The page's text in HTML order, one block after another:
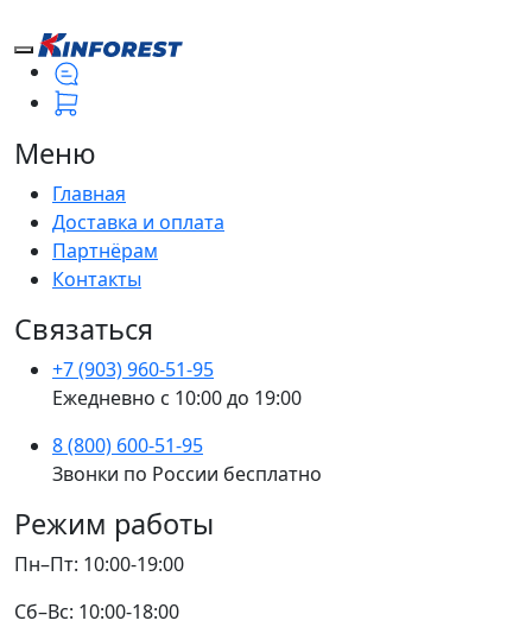
Меню
Главная
Доставка и оплата
Партнёрам
Контакты
Связаться
+7 (903) 960-51-95
Ежедневно с 10:00 до 19:00
8 (800) 600-51-95
Звонки по России бесплатно
Режим работы
Пн–Пт: 10:00-19:00
Сб–Вс: 10:00-18:00